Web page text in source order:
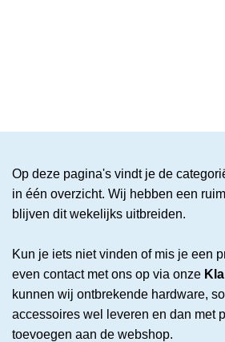
Op deze pagina's vindt je de
in één overzicht. Wij hebben een
blijven dit wekelijks uitbreiden.
Kun je iets niet vinden of mis je een
even contact met ons op via onze
kunnen wij ontbrekende hardware,
accessoires wel leveren en dan met
toevoegen aan de webshop.